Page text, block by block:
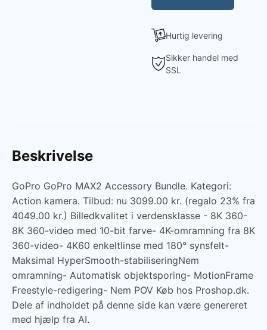
Hurtig levering
Sikker handel med
SSL
Beskrivelse
GoPro GoPro MAX2 Accessory Bundle. Kategori:
Action kamera. Tilbud: nu 3099.00 kr. (regalo 23% fra
4049.00 kr.) Billedkvalitet i verdensklasse - 8K 360-
8K 360-video med 10-bit farve- 4K-omramning fra 8K
360-video- 4K60 enkeltlinse med 180° synsfelt-
Maksimal HyperSmooth-stabiliseringNem
omramning- Automatisk objektsporing- MotionFrame
Freestyle-redigering- Nem POV Køb hos Proshop.dk.
Dele af indholdet på denne side kan være genereret
med hjælp fra AI.